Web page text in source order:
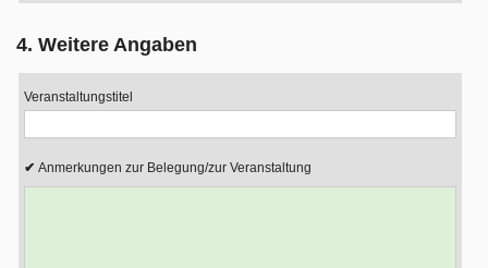
4. Weitere Angaben
Veranstaltungstitel
Anmerkungen zur Belegung/zur Veranstaltung